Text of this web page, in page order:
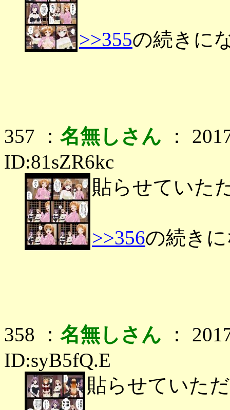
>>355の続きに
357 ： 名無しさん ：
ID:81sZR6kc
貼らせていた
>>356の続き
358 ： 名無しさん ：
ID:syB5fQ.E
貼らせていた